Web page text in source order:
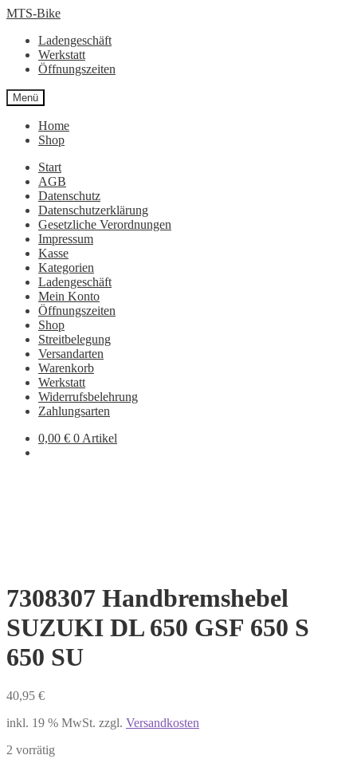
Zur
springen
Zum
springen
MTS-Bike
Ladengeschäft
Werkstatt
Öffnungszeiten
Menü
Home
Shop
Start
AGB
Datenschutz
Datenschutzerklärung
Gesetzliche Verordnungen
Impressum
Kasse
Kategorien
Ladengeschäft
Mein Konto
Öffnungszeiten
Shop
Streitbelegung
Versandarten
Warenkorb
Werkstatt
Widerrufsbelehrung
Zahlungsarten
0,00 € 0 Artikel
7308307 Handbremshebel
SUZUKI DL 650 GSF 650 S
650 SU
40,95 €
inkl. 19 % MwSt. zzgl. Versandkosten
2 vorrätig